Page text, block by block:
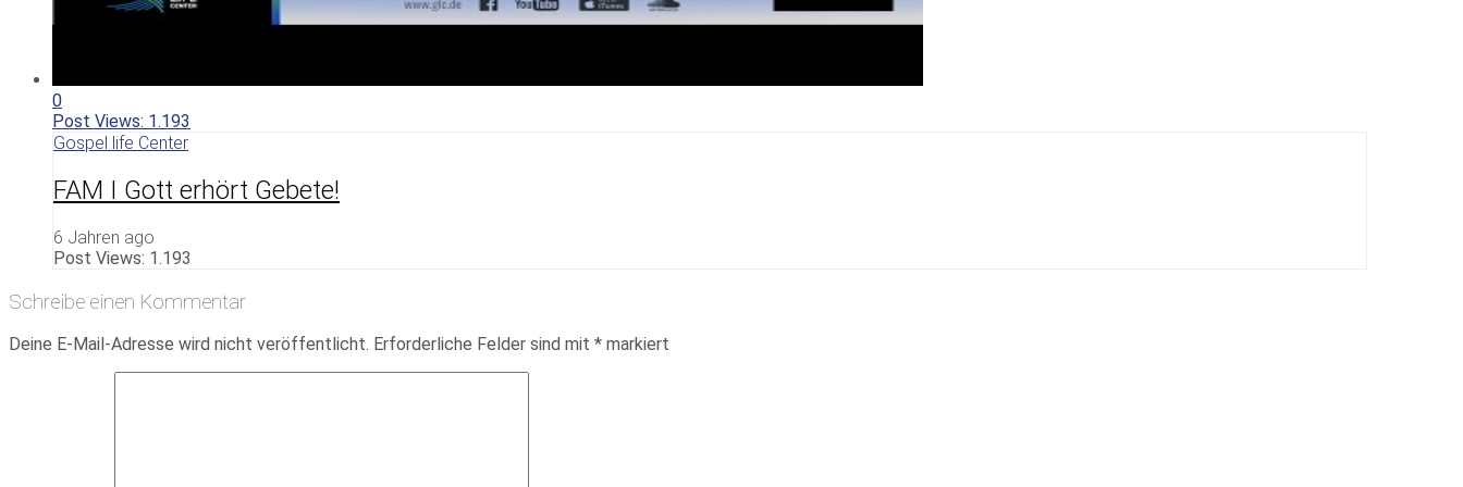
0
Post Views: 1.193
Gospel life Center
FAM I Gott erhört Gebete!
6 Jahren ago
Post Views: 1.193
Schreibe einen Kommentar
Deine E-Mail-Adresse wird nicht veröffentlicht. Erforderliche Felder sind mit * markiert